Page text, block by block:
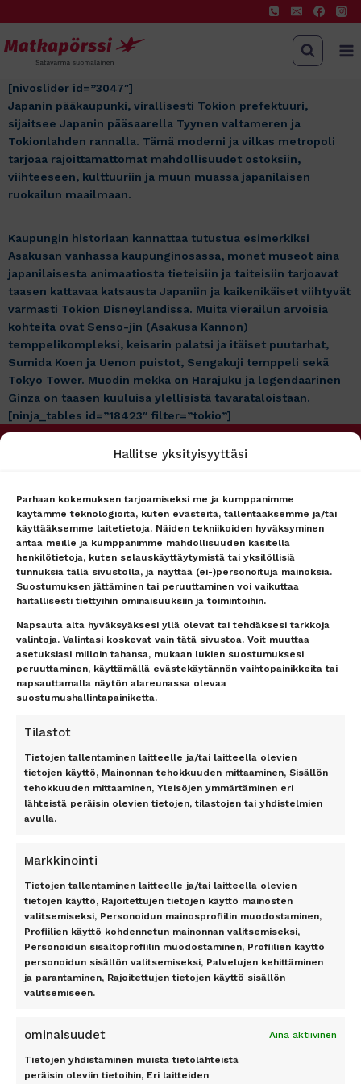
Hallitse yksityisyyttäsi
Parhaan kokemuksen tarjoamiseksi me ja kumppanimme
käytämme teknologioita, kuten evästeitä, tallentaaksemme ja/tai
käyttääksemme laitetietoja. Näiden tekniikoiden hyväksyminen
antaa meille ja kumppanimme mahdollisuuden käsitellä
henkilötietoja, kuten selauskäyttäytymistä tai yksilöllisiä
tunnuksia tällä sivustolla, ja näyttää (ei-)personoituja mainoksia.
Suostumuksen jättäminen tai peruuttaminen voi vaikuttaa
haitallisesti tiettyihin ominaisuuksiin ja toimintoihin.
Napsauta alta hyväksyäksesi yllä olevat tai tehdäksesi tarkkoja
valintoja. Valintasi koskevat vain tätä sivustoa. Voit muuttaa
asetuksiasi milloin tahansa, mukaan lukien suostumuksesi
peruuttaminen, käyttämällä evästekäytännön vaihtopainikkeita tai
napsauttamalla näytön alareunassa olevaa
suostumushallintapainiketta.
Tilastot
Tietojen tallentaminen laitteelle ja/tai laitteella olevien
tietojen käyttö, Mainonnan tehokkuuden mittaaminen, Sisällön
tehokkuuden mittaaminen, Yleisöjen ymmärtäminen eri
lähteistä peräisin olevien tietojen, tilastojen tai yhdistelmien
avulla.
Markkinointi
Tietojen tallentaminen laitteelle ja/tai laitteella olevien
tietojen käyttö, Rajoitettujen tietojen käyttö mainosten
valitsemiseksi, Personoidun mainosprofiilin muodostaminen,
Profiilien käyttö kohdennetun mainonnan valitsemiseksi,
Personoidun sisältöprofiilin muodostaminen, Profiilien käyttö
personoidun sisällön valitsemiseksi, Palvelujen kehittäminen
ja parantaminen, Rajoitettujen tietojen käyttö sisällön
valitsemiseen.
ominaisuudet Aina aktiivinen
Tietojen yhdistäminen muista tietolähteistä
peräisin oleviin tietoihin, Eri laitteiden
sisältöön
[nivoslider id=”3047″]
Japanin pääkaupunki, virallisesti Tokion prefektuuri,
sijaitsee Japanin pääsaarella Tyynen valtameren ja
Tokionlahden rannalla. Tämä moderni ja vilkas metropoli
tarjoaa rajoittamattomat mahdollisuudet ostoksiin,
viihteeseen, kulttuuriin ja muun muassa japanilaisen
ruokailun maailmaan.
Kaupungin historiaan kannattaa tutustua esimerkiksi
Asakusan vanhassa kaupunginosassa, monet museot aina
japanilaisesta animaatiosta tieteisiin ja taiteisiin tarjoavat
taasen kattavaa katsausta Japaniin ja kaikenikäiset viihtyvät
varmasti Tokion Disneylandissa. Muita vierailun arvoisia
kohteita ovat Senso-jin (Asakusa Kannon)
temppelikompleksi, keisarin palatsi ja itäiset puutarhat,
Sumida Koen ja Uenon puistot, Sengakuji temppeli sekä
Tokyo Tower. Muodin mekka on Harajuku ja legendaarinen
Ginza on taasen kuuluisa ylellisistä tavarataloistaan.
[ninja_tables id=”18423″ filter=”tokio”]
Lento + hotelli
Lennot
Hotellit
Lähetä tarjouspyyntö
lennoista/hotellista –
vastaamme nopeasti
Lentokenttäkuljetus
Matkatavarat
Lentokenttäpysäköinti
Lounge-palvelut
Lahjakortti
Matkarahoitus
Uutiskirje
MATKAPÖRSSI
Asiakaspalvelu
Ryhmämyynti
Lähetä tarjouspyyntö
lennoista/hotellista –
vastaamme nopeasti
Uutiset
Matkaehdot
Yhteystiedot / Contact details
Tietosuojailmoitus
Rekisteriseloste
Evästeet
TOP 11 RANTA
Antalyan rannikko, Alanya,
Antalya, Side, Kemer, Belek
Costa del Sol
Florida
Gran Canaria
Kreeta
Kypros
Mallorca
Phuket
Rodos
Teneriffa
TOP 7 KAUPUNKI
Amsterdam
Berliini
Riika
Rooma
TILAA UUTISKIRJE